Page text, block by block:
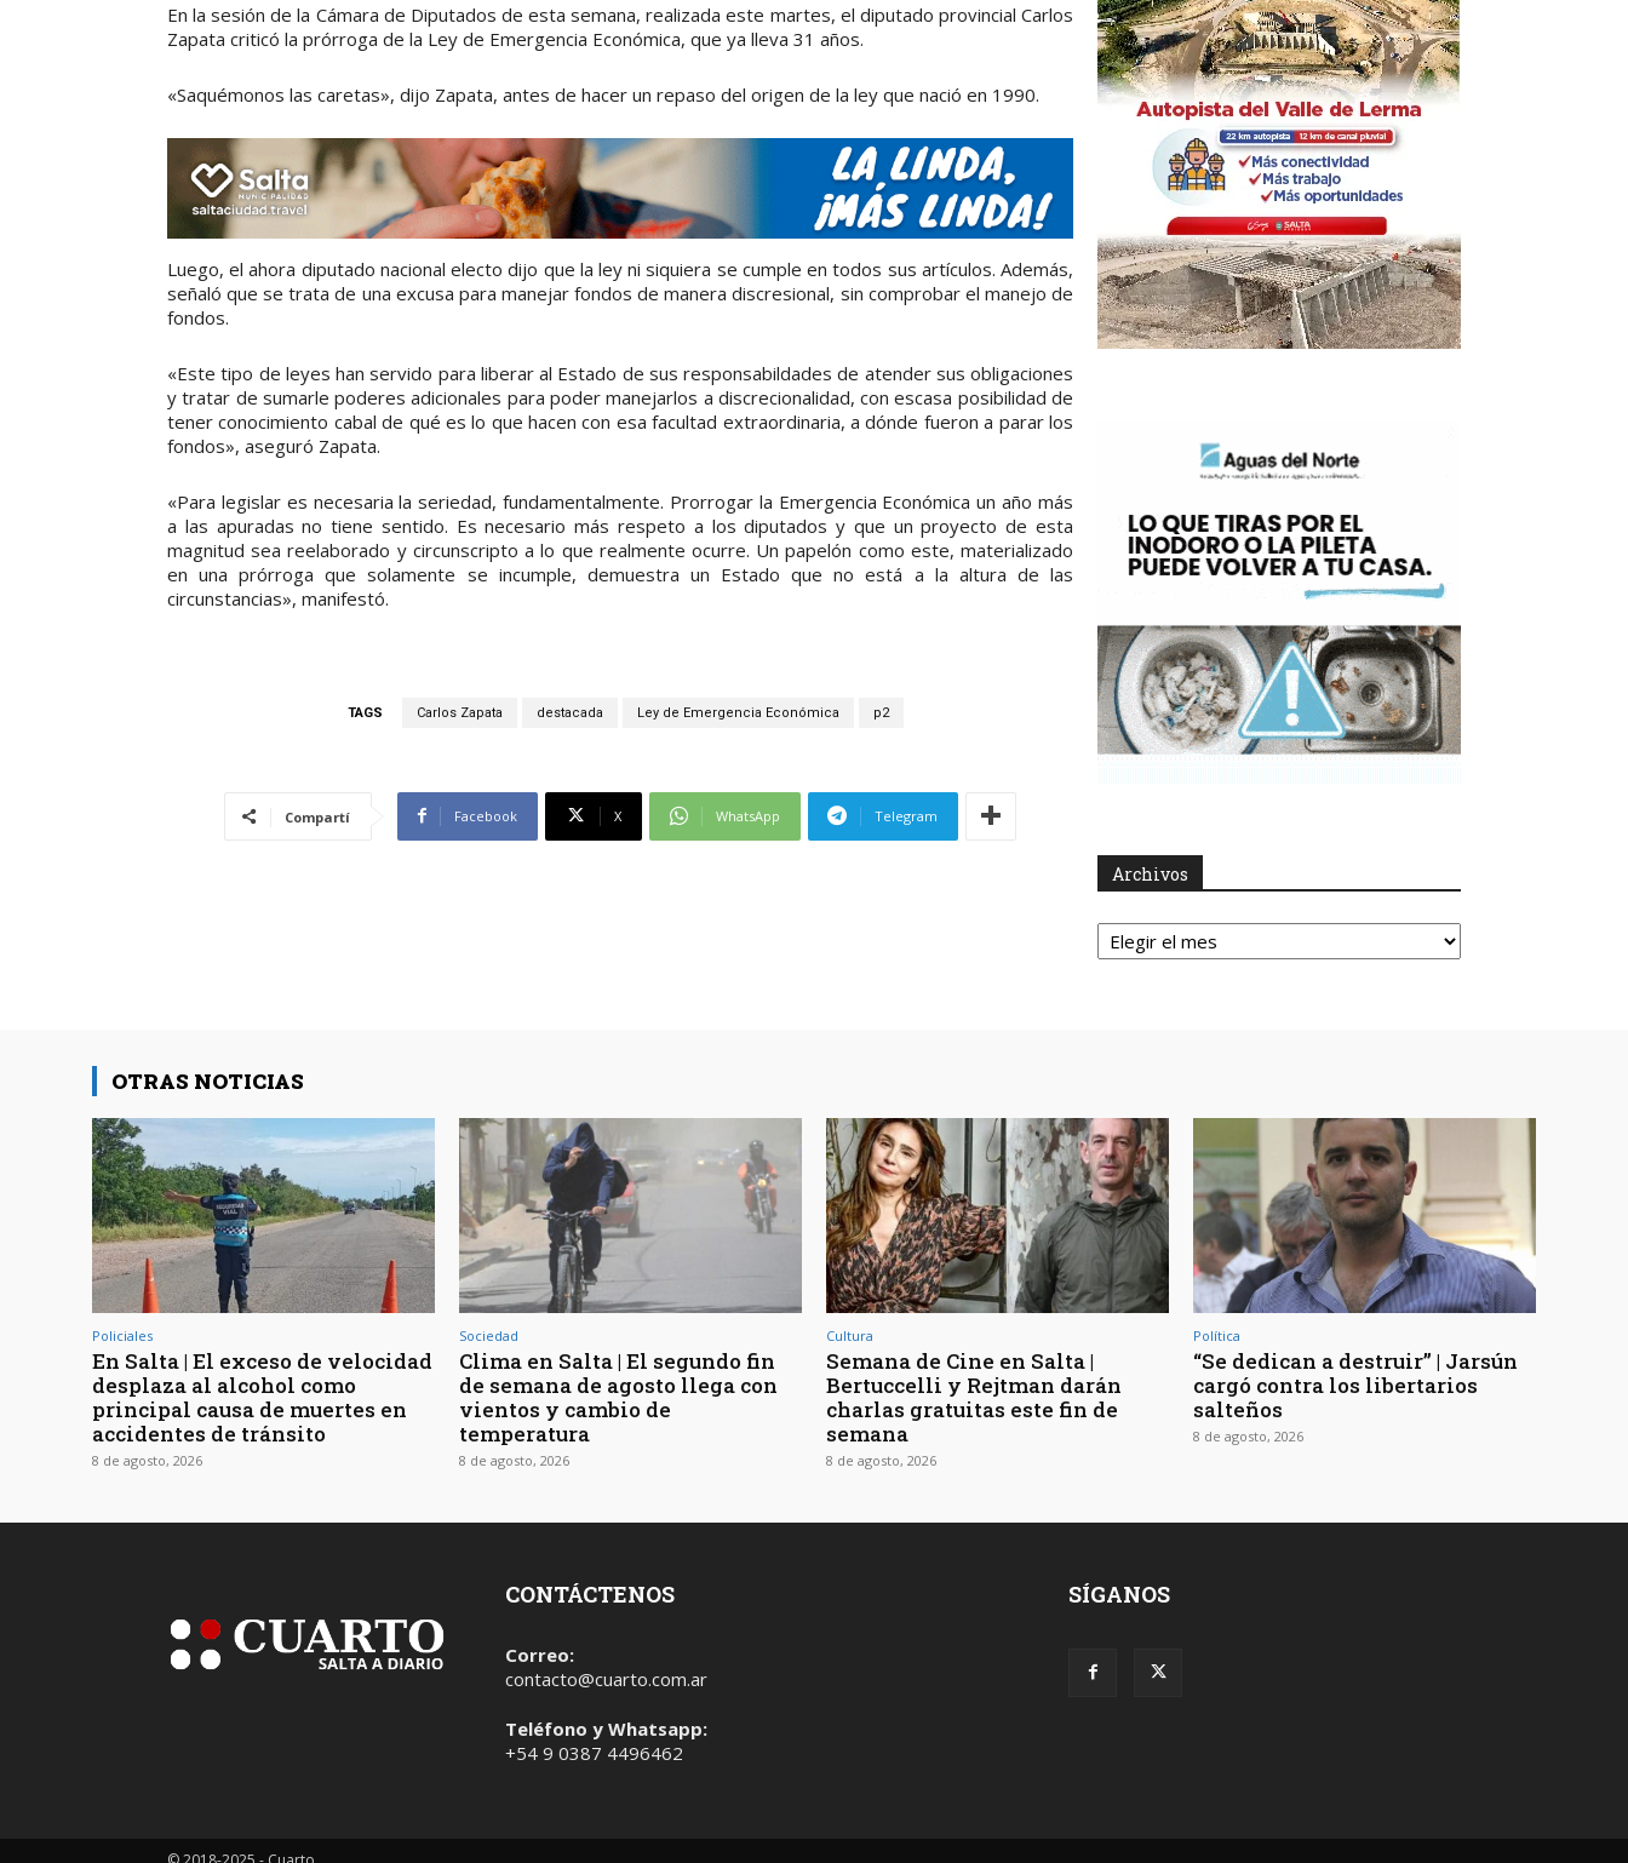
En la sesión de la Cámara de Diputados de esta semana, realizada este martes, el diputado provincial Carlos
Zapata criticó la prórroga de la Ley de Emergencia Económica, que ya lleva 31 años.
«Saquémonos las caretas», dijo Zapata, antes de hacer un repaso del origen de la ley que nació en 1990.
Luego, el ahora diputado nacional electo dijo que la ley ni siquiera se cumple en todos sus artículos. Además,
señaló que se trata de una excusa para manejar fondos de manera discresional, sin comprobar el manejo de
fondos.
«Este tipo de leyes han servido para liberar al Estado de sus responsabildades de atender sus obligaciones
y tratar de sumarle poderes adicionales para poder manejarlos a discrecionalidad, con escasa posibilidad de
tener conocimiento cabal de qué es lo que hacen con esa facultad extraordinaria, a dónde fueron a parar los
fondos», aseguró Zapata.
«Para legislar es necesaria la seriedad, fundamentalmente. Prorrogar la Emergencia Económica un año más
a las apuradas no tiene sentido. Es necesario más respeto a los diputados y que un proyecto de esta
magnitud sea reelaborado y circunscripto a lo que realmente ocurre. Un papelón como este, materializado
en una prórroga que solamente se incumple, demuestra un Estado que no está a la altura de las
circunstancias», manifestó.
TAGS Carlos Zapata destacada Ley de Emergencia Económica p2
Compartí Facebook X WhatsApp Telegram
Archivos
Archivos
OTRAS NOTICIAS
Policiales
En Salta | El exceso de velocidad
desplaza al alcohol como
principal causa de muertes en
accidentes de tránsito
8 de agosto, 2026
Sociedad
Clima en Salta | El segundo fin
de semana de agosto llega con
vientos y cambio de
temperatura
8 de agosto, 2026
Cultura
Semana de Cine en Salta |
Bertuccelli y Rejtman darán
charlas gratuitas este fin de
semana
8 de agosto, 2026
Política
“Se dedican a destruir” | Jarsún
cargó contra los libertarios
salteños
8 de agosto, 2026
CONTÁCTENOS
Correo:
contacto@cuarto.com.ar
Teléfono y Whatsapp:
+54 9 0387 4496462
SÍGANOS